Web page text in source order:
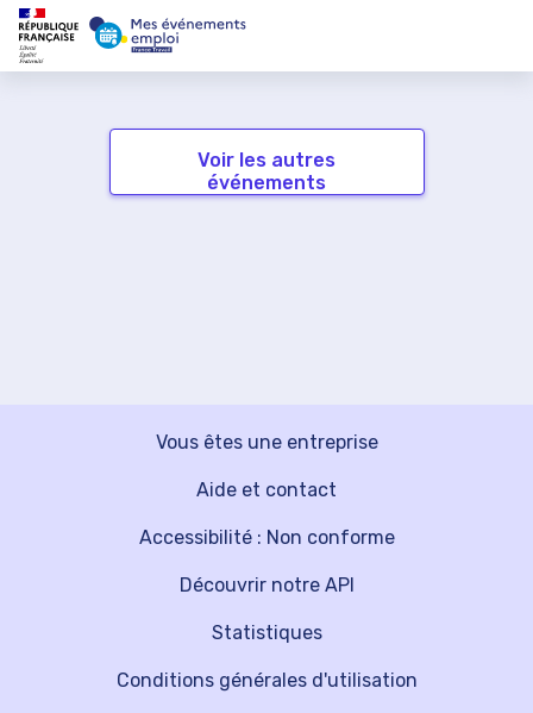
Voir les autres
événements
Vous êtes une entreprise
Découvrir notre API
Aide et contact
Statistiques
Accessibilité : Non conforme
Conditions générales d'utilisation